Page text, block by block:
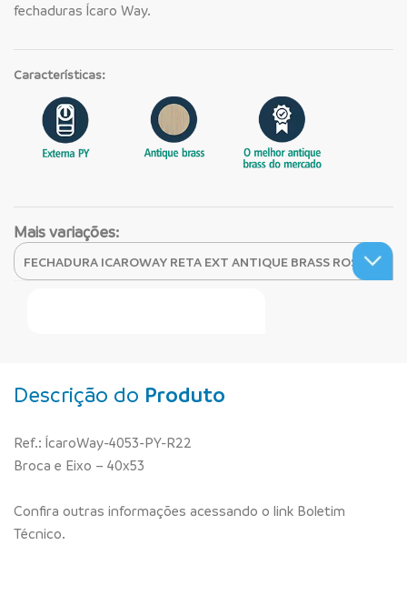
fechaduras Ícaro Way.
Características:
Mais variações:
Descrição do Produto
Ref.: ÍcaroWay-4053-PY-R22
Broca e Eixo – 40x53
Confira outras informações acessando o link Boletim
Técnico.